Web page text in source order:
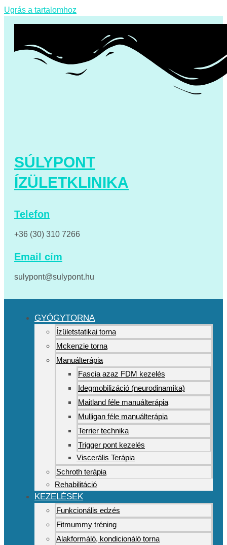
Ugrás a tartalomhoz
SÚLYPONT
ÍZÜLETKLINIKA
Telefon
+36 (30) 310 7266
Email cím
sulypont@sulypont.hu
GYÓGYTORNA
Ízületstatikai torna
Mckenzie torna
Manuálterápia
Fascia azaz FDM kezelés
Idegmobilizáció (neurodinamika)
Maitland féle manuálterápia
Mulligan féle manuálterápia
Terrier technika
Trigger pont kezelés
Viscerális Terápia
Schroth terápia
Rehabilitáció
KEZELÉSEK
Funkcionális edzés
Fitmummy tréning
Alakformáló, kondicionáló torna